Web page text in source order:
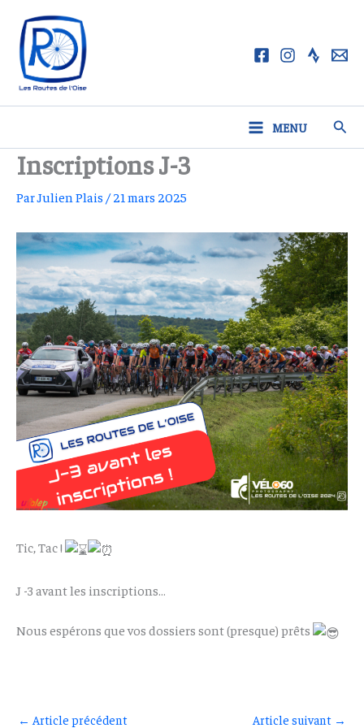
contenu
MENU
Inscriptions J-3
ParJulien Plais /21 mars 2025
Tic, Tac !
J -3 avant les inscriptions…
Nous espérons que vos dossiers sont (presque) prêts
← Article précédent Article suivant →